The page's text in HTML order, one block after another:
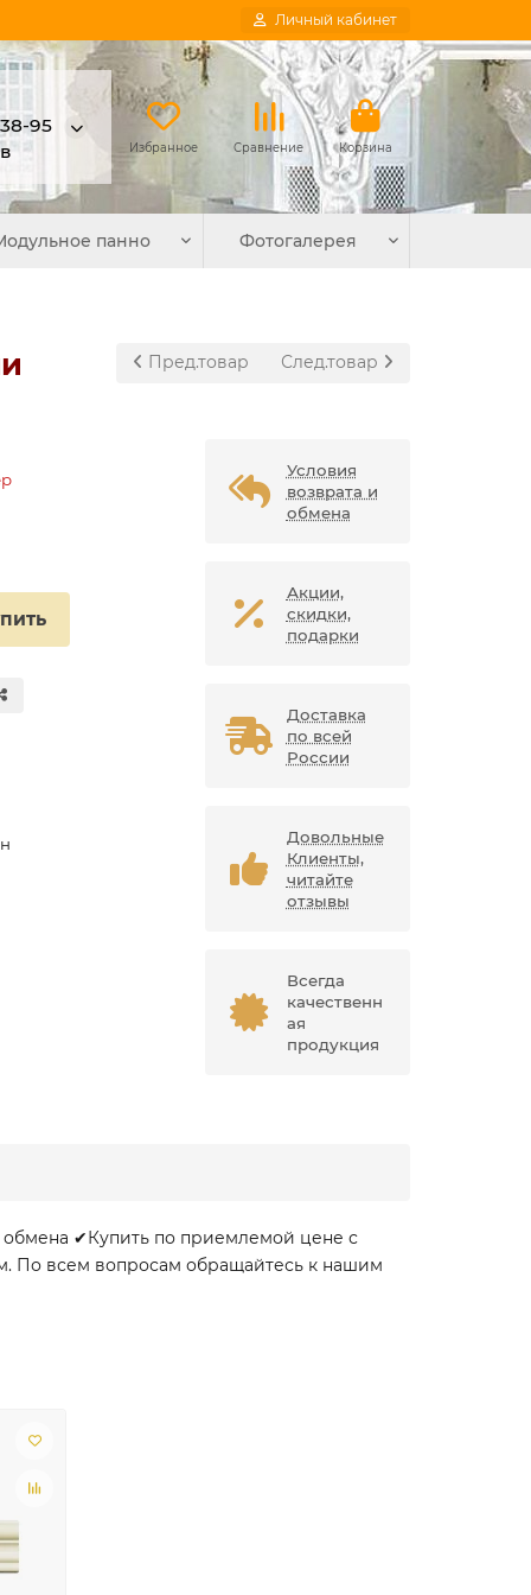
Личный кабинет
95
Избранное Сравнение Корзина
панно Фотогалерея
Пред.товар След.товар
Условия
возврата и
обмена
Акции,
скидки,
подарки
Доставка
по всей
России
Довольные
Клиенты,
читайте
отзывы
Всегда
качественн
ая
продукция
обмена ✔Купить по приемлемой цене с
По всем вопросам обращайтесь к нашим